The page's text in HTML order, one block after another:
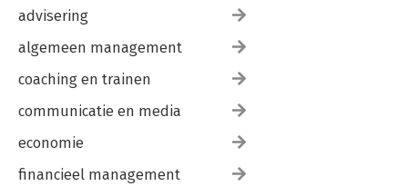
advisering
algemeen management
coaching en trainen
communicatie en media
economie
financieel management